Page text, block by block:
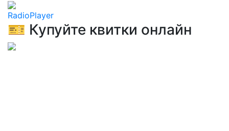
RadioPlayer
🎫 Купуйте квитки онлайн